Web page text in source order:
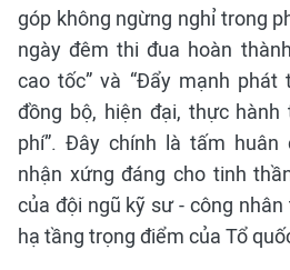
góp không ngừng nghỉ trong
ngày đêm thi đua hoàn
cao tốc” và “Đẩy mạnh
đồng bộ, hiện đại, thực hành
phí”. Đây chính là tấm huân
nhận xứng đáng cho tinh
của đội ngũ kỹ sư - công
hạ tầng trọng điểm của Tổ